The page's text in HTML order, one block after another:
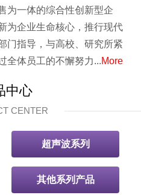
为一体的综合性创新型企
为企业生命核心，推行现代
门指导，与高校、研究所紧
全体员工的不懈努力...More
中心
CENTER
超声波系列
其他系列产品